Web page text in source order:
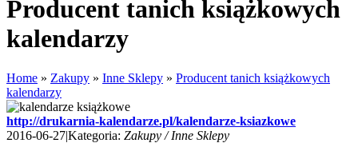
Producent tanich książkowych
kalendarzy
Home » Zakupy » Inne Sklepy » Producent tanich książkowych
kalendarzy
http://drukarnia-kalendarze.pl/kalendarze-ksiazkowe
2016-06-27|Kategoria: Zakupy / Inne Sklepy